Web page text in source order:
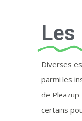
Les
Diverses
parmi les
de
certains